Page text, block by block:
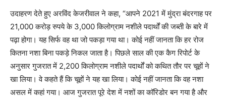
उदाहरण देते हुए अरविंद केजरीवाल ने कहा, “आपने 2021 में मुंद्रा बंदरगाह पर
21,000 करोड़ रुपये के 3,000 किलोग्राम नशीले पदार्थों की जब्ती के बारे में
पढ़ा होगा। यह सिर्फ वह था जो पकड़ा गया था। कोई नहीं जानता कि हर रोज
कितना नशा बिना पकड़े निकल जाता है। पिछले साल की एक कैग रिपोर्ट के
अनुसार गुजरात में 2,200 किलोग्राम नशीले पदार्थों को कथित तौर पर चूहों ने
खा लिया। वे कहते हैं कि चूहों ने यह खा लिया। कोई नहीं जानता कि वह नशा
असल में कहां गया। आज गुजरात पूरे देश में नशों का कॉरिडोर बन गया है और